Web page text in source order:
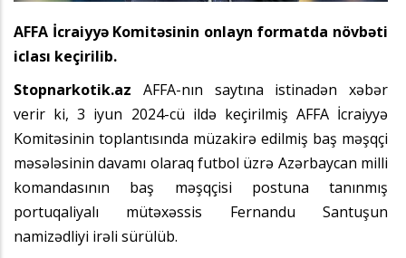
AFFA İcraiyyə Komitəsinin onlayn formatda növbəti
iclası keçirilib.
Stopnarkotik.az AFFA-nın saytına istinadən xəbər
verir ki, 3 iyun 2024-cü ildə keçirilmiş AFFA İcraiyyə
Komitəsinin toplantısında müzakirə edilmiş baş məşqçi
məsələsinin davamı olaraq futbol üzrə Azərbaycan milli
komandasının baş məşqçisi postuna tanınmış
portuqaliyalı mütəxəssis Fernandu Santuşun
namizədliyi irəli sürülüb.